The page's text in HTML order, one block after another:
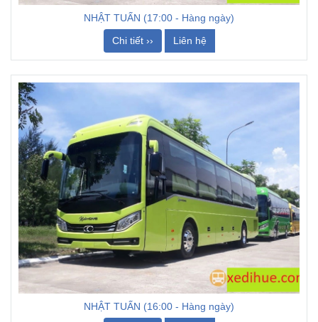
NHẬT TUẤN (17:00 - Hàng ngày)
Chi tiết ››
Liên hệ
NHẬT TUẤN (16:00 - Hàng ngày)